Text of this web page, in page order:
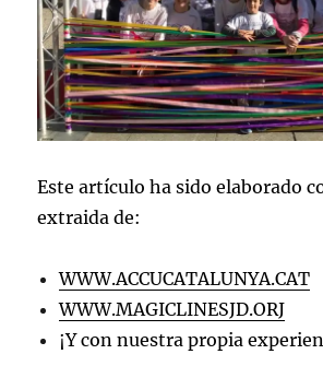
Este artículo ha sido elaborado
extraida de:
WWW.ACCUCATALUNYA.CAT
WWW.MAGICLINESJD.ORJ
¡Y con nuestra propia